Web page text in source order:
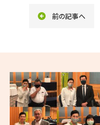
前の記事へ